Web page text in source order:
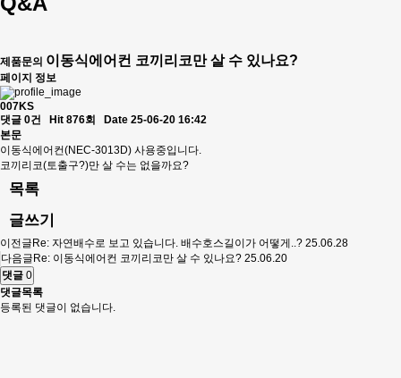
제품문의 이동식에어컨 코끼리코만 살 수 있나요?
페이지 정보
007KS
댓글 0건
Hit 876회
Date 25-06-20 16:42
본문
이동식에어컨(NEC-3013D) 사용중입니다.
코끼리코(토출구?)만 살 수는 없을까요?
목록
글쓰기
이전글 Re: 자연배수로 보고 있습니다. 배수호스길이가 어떻게..? 25.06.28
다음글 Re: 이동식에어컨 코끼리코만 살 수 있나요? 25.06.20
댓글 0
댓글목록
등록된 댓글이 없습니다.